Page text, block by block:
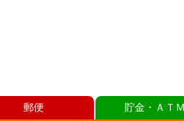
郵便 貯金・ＡＴ